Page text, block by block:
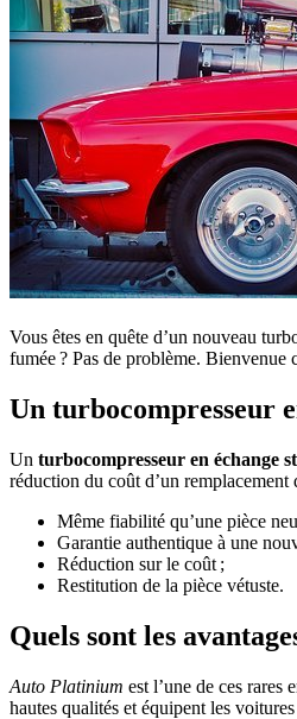
Vous êtes en quête d’un nouveau
fumée ? Pas de problème. Bienvenue
Un turbocompresseur
Un turbocompresseur en échange
réduction du coût d’un remplacement
Même fiabilité qu’une pièce
Garantie authentique à une
Réduction sur le coût ;
Restitution de la pièce vétuste.
Quels sont les
Auto Platinium est l’une de ces rares
hautes qualités et équipent les